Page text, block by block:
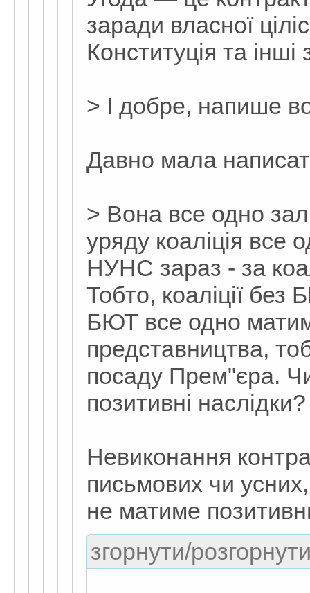
заради власної
Конституція та інші
> І добре, напише
Давно мала
> Вона все одно
уряду коаліція все
НУНС зараз - за
Тобто, коаліції без
БЮТ все одно
представництва,
посаду Прем"єра.
позитивні наслідки?
Невиконання
письмових чи
не матиме
згорнути/